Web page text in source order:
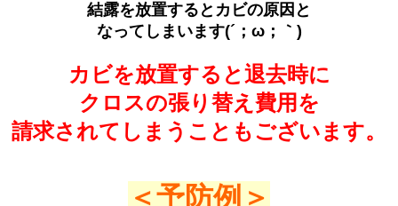
結露を放置するとカビの原因と
なってしまいます(´；ω；｀)
カビを放置すると退去時に
クロスの張り替え費用を
請求されてしまうこともございます。
＜予防例＞